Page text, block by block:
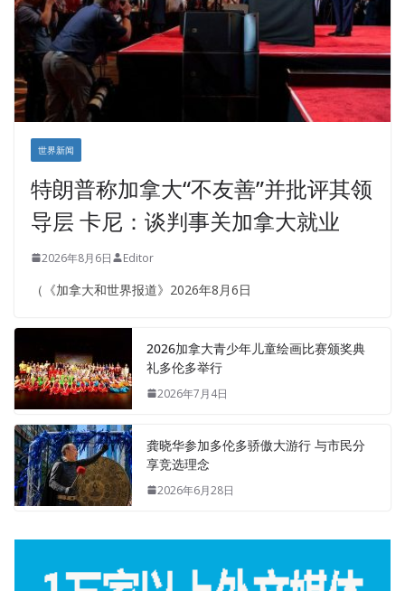
世界新闻
特朗普称加拿大“不友善”并批评其领
导层 卡尼：谈判事关加拿大就业
2026年8月6日 Editor
（《加拿大和世界报道》2026年8月6日
2026加拿大青少年儿童绘画比赛颁奖典
礼多伦多举行
2026年7月4日
龚晓华参加多伦多骄傲大游行 与市民分
享竞选理念
2026年6月28日